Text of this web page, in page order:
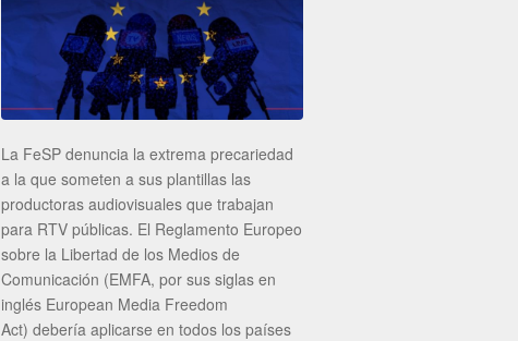
La FeSP denuncia la extrema precariedad
a la que someten a sus plantillas las
productoras audiovisuales que trabajan
para RTV públicas. El Reglamento Europeo
sobre la Libertad de los Medios de
Comunicación (EMFA, por sus siglas en
inglés European Media Freedom
Act) debería aplicarse en todos los países